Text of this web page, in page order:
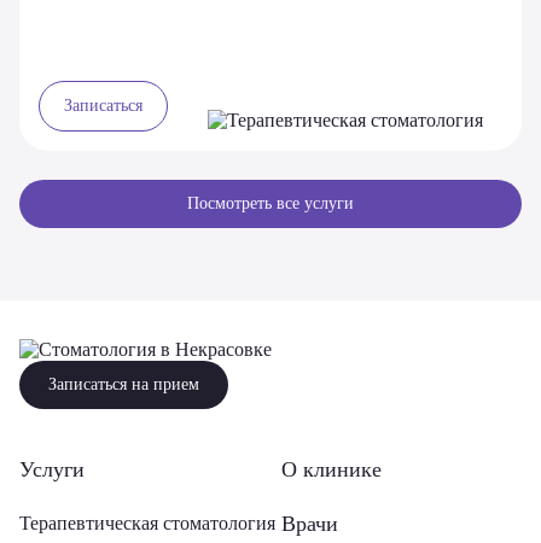
Посмотреть все услуги
Записаться
Записаться на прием
Услуги
Терапевтическая стоматология
О клинике
Врачи